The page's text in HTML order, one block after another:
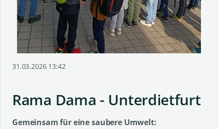
31.03.2026 13:42
Rama Dama - Unterdietfurt
Gemeinsam für eine saubere Umwelt: